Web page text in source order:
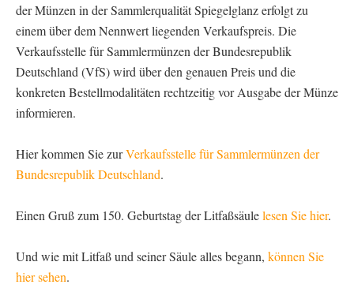
der Münzen in der Sammlerqualität Spiegelglanz erfolgt zu
einem über dem Nennwert liegenden Verkaufspreis. Die
Verkaufsstelle für Sammlermünzen der Bundesrepublik
Deutschland (VfS) wird über den genauen Preis und die
konkreten Bestellmodalitäten rechtzeitig vor Ausgabe der Münze
informieren.
Hier kommen Sie zurVerkaufsstelle für Sammlermünzen der
Bundesrepublik Deutschland.
Einen Gruß zum 150. Geburtstag der Litfaßsäulelesen Sie hier.
Und wie mit Litfaß und seiner Säule alles begann, können Sie
hier sehen.